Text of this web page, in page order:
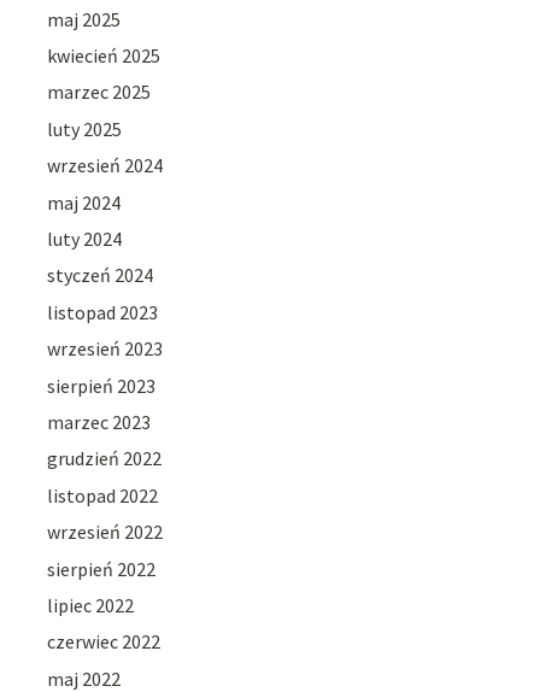
maj 2025
kwiecień 2025
marzec 2025
luty 2025
wrzesień 2024
maj 2024
luty 2024
styczeń 2024
listopad 2023
wrzesień 2023
sierpień 2023
marzec 2023
grudzień 2022
listopad 2022
wrzesień 2022
sierpień 2022
lipiec 2022
czerwiec 2022
maj 2022